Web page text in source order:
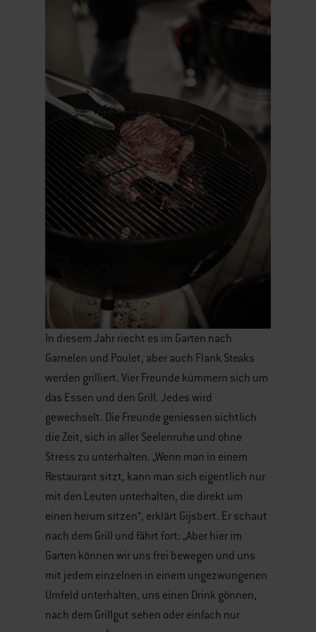
In diesem Jahr riecht es im Garten nach
Garnelen und Poulet, aber auch Flank Steaks
werden grilliert. Vier Freunde kümmern sich um
das Essen und den Grill. Jedes wird
gewechselt. Die Freunde geniessen sichtlich
die Zeit, sich in aller Seelenruhe und ohne
Stress zu unterhalten. „Wenn man in einem
Restaurant sitzt, kann man sich eigentlich nur
mit den Leuten unterhalten, die direkt um
einen herum sitzen“, erklärt Gijsbert. Er schaut
nach dem Grill und fährt fort: „Aber hier im
Garten können wir uns frei bewegen und uns
mit jedem einzelnen in einem ungezwungenen
Umfeld unterhalten, uns einen Drink gönnen,
nach dem Grillgut sehen oder einfach nur